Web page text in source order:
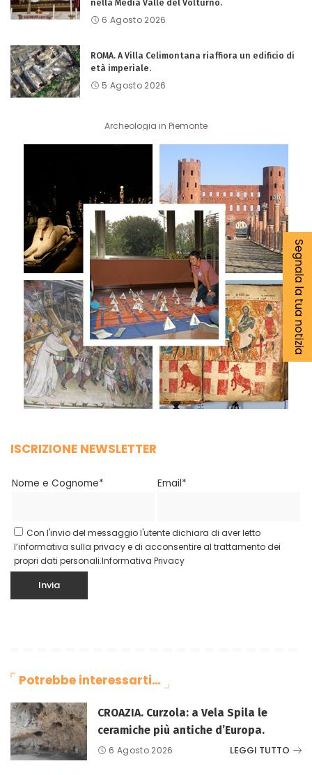
nella Media Valle del Volturno.
6 Agosto 2026
ROMA. A Villa Celimontana riaffiora un edificio di
età imperiale.
5 Agosto 2026
Archeologia in Piemonte
ISCRIZIONE NEWSLETTER
Nome e Cognome* Email*
Con l'invio del messaggio l'utente dichiara di aver letto
l’informativa sulla privacy e di acconsentire al trattamento dei
propri dati personali.Informativa Privacy
Potrebbe interessarti…
CROAZIA. Curzola: a Vela Spila le
ceramiche più antiche d’Europa.
6 Agosto 2026 LEGGI TUTTO
Segnala la tua notizia